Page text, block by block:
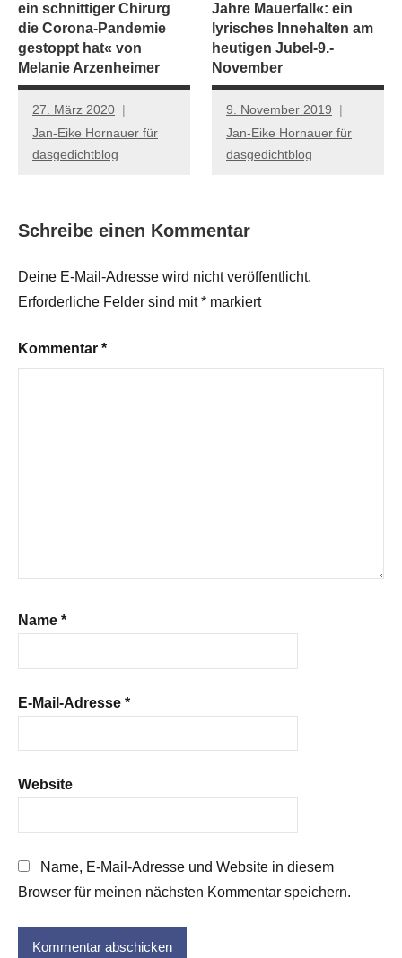
ein schnittiger Chirurg
die Corona-Pandemie
gestoppt hat« von
Melanie Arzenheimer
27. März 2020
Jan-Eike Hornauer für
dasgedichtblog
Jahre Mauerfall«: ein
lyrisches Innehalten am
heutigen Jubel-9.-
November
9. November 2019
Jan-Eike Hornauer für
dasgedichtblog
Schreibe einen Kommentar
Deine E-Mail-Adresse wird nicht veröffentlicht.
Erforderliche Felder sind mit* markiert
Kommentar *
Name *
E-Mail-Adresse *
Website
Name, E-Mail-Adresse und Website in diesem
Browser für meinen nächsten Kommentar speichern.